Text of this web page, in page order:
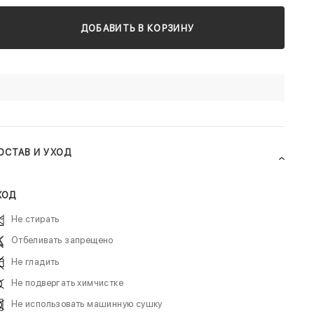
ДОБАВИТЬ В КОРЗИНУ
И УХОД
Не стирать
Отбеливать запрещено
Не гладить
Не подвергать химчистке
Не использовать машинную сушку